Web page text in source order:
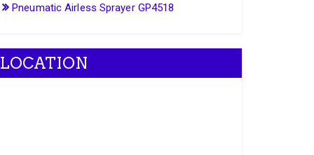
Pneumatic Airless Sprayer GP4518
LOCATION